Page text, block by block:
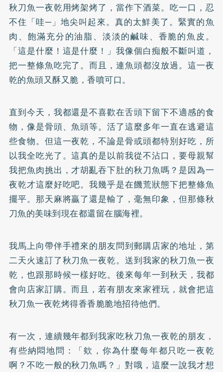
秋刀魚一夜乾用烤架烤了，當作下酒菜。吃一口，忍
不住「哇─」地尖叫起來。真的太鮮美了。緊實的魚
肉、飽滿充分的油脂、淡淡的鹹味、香脆的魚皮。
「這是什麼！這是什麼！」我像個白痴般不斷叫道，
把一整條魚吃完了。而且，連魚頭都沒放過。這一夜
乾的魚頭又酥又脆，香噴可口。
直到今天，我都還是不喜歡在舌頭下留下不適感的食
物，像是骨頭、魚頭等。活了這麼多年一直在逃避這
些食物。但這一夜乾，不論是骨或頭都特別好吃，所
以我全吃光了。這真的是以前我從不沾口，要母親幫
我把魚肉挑出，才胡亂吞下肚的秋刀魚嗎？是因為一
夜乾才這麼好吃吧。我幾乎是在饑荒狀態下把整條魚
擺平。那天麻將贏了還是輸了，毫無印象，但那條秋
刀魚的美味到現在都還留在腦海裡。
我馬上向帶伴手禮來的朋友問到郵購店家的地址，第
二天火速訂了秋刀魚一夜乾。送到我家的秋刀魚一夜
乾，也跟那時候一樣好吃。後來每年一到秋天，我都
會向店家訂購。而且，若有朋友來家裡玩，就會把這
秋刀魚一夜乾烤得香香脆脆地招待他們。
有一次，連續幾年都到我家吃秋刀魚一夜乾的朋友，
有些納悶地問：「欸，你為什麼每年都只吃一夜乾
啊？不吃一般的秋刀魚嗎？」對哦，這麼一說我才想